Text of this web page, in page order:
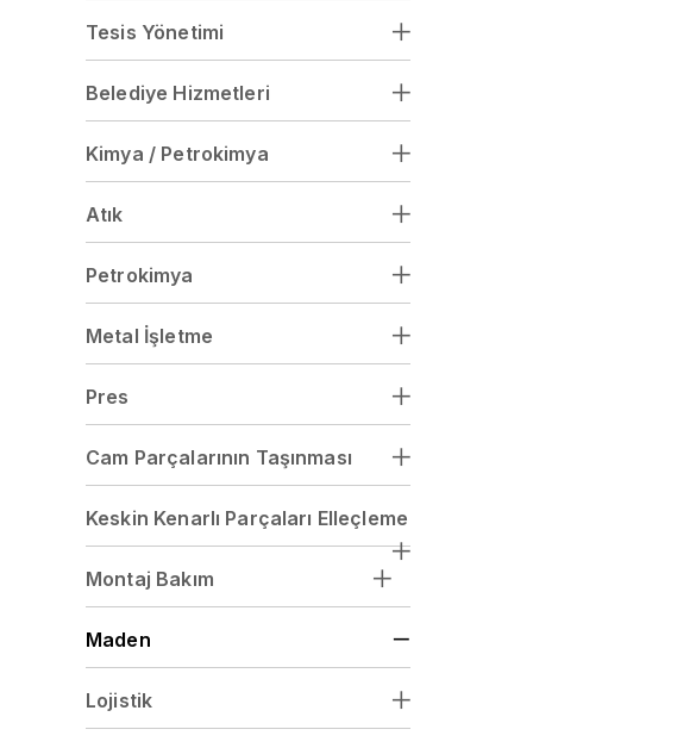
Tesis Yönetimi
Belediye Hizmetleri
Kimya / Petrokimya
Atık
Petrokimya
Metal İşletme
Pres
Cam Parçalarının Taşınması
Keskin Kenarlı Parçaları Elleçleme
Montaj Bakım
Maden
Lojistik